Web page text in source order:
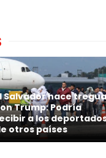
Salvador hace tregua
Trump: Podría
a los
otros países